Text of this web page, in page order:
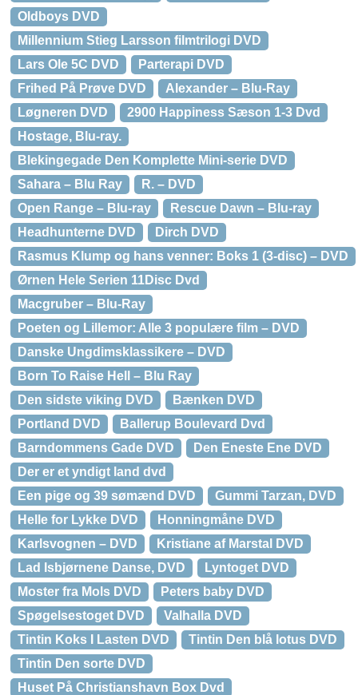
Oldboys DVD
Millennium Stieg Larsson filmtrilogi DVD
Lars Ole 5C DVD
Parterapi DVD
Frihed På Prøve DVD
Alexander – Blu-Ray
Løgneren DVD
2900 Happiness Sæson 1-3 Dvd
Hostage, Blu-ray.
Blekingegade Den Komplette Mini-serie DVD
Sahara – Blu Ray
R. – DVD
Open Range – Blu-ray
Rescue Dawn – Blu-ray
Headhunterne DVD
Dirch DVD
Rasmus Klump og hans venner: Boks 1 (3-disc) – DVD
Ørnen Hele Serien 11Disc Dvd
Macgruber – Blu-Ray
Poeten og Lillemor: Alle 3 populære film – DVD
Danske Ungdimsklassikere – DVD
Born To Raise Hell – Blu Ray
Den sidste viking DVD
Bænken DVD
Portland DVD
Ballerup Boulevard Dvd
Barndommens Gade DVD
Den Eneste Ene DVD
Der er et yndigt land dvd
Een pige og 39 sømænd DVD
Gummi Tarzan, DVD
Helle for Lykke DVD
Honningmåne DVD
Karlsvognen – DVD
Kristiane af Marstal DVD
Lad Isbjørnene Danse, DVD
Lyntoget DVD
Moster fra Mols DVD
Peters baby DVD
Spøgelsestoget DVD
Valhalla DVD
Tintin Koks I Lasten DVD
Tintin Den blå lotus DVD
Tintin Den sorte DVD
Huset På Christianshavn Box Dvd